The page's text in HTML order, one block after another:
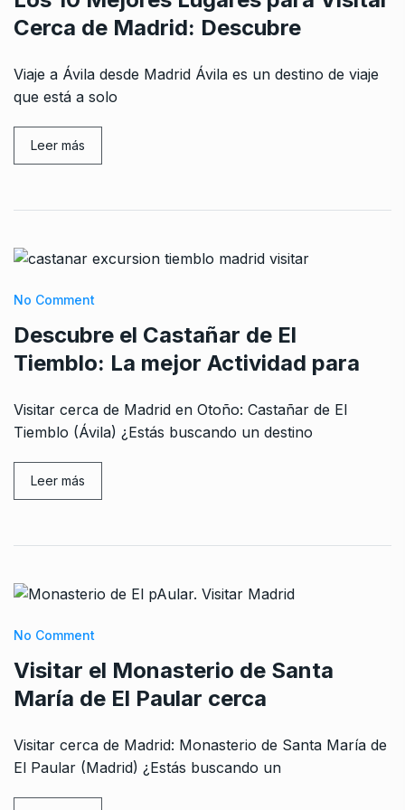
Cerca de Madrid: Descubre
Viaje a Ávila desde Madrid Ávila es un destino de viaje
que está a solo
Leer más
No Comment
Descubre el Castañar de El
Tiemblo: La mejor Actividad para
Visitar cerca de Madrid en Otoño: Castañar de El
Tiemblo (Ávila) ¿Estás buscando un destino
Leer más
No Comment
Visitar el Monasterio de Santa
María de El Paular cerca
Visitar cerca de Madrid: Monasterio de Santa María de
El Paular (Madrid) ¿Estás buscando un